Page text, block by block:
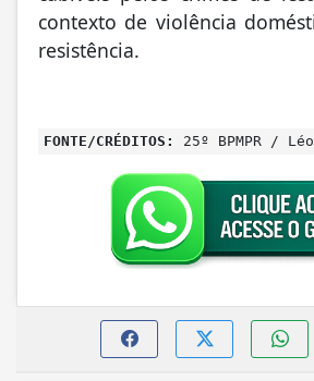
contexto de violência
resistência.
FONTE/CRÉDITOS: 25º BPMPR /